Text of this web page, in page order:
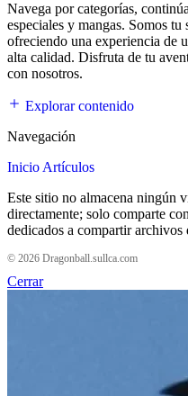
Navega por categorías,
especiales y mangas. Somos
ofreciendo una experiencia de
alta calidad. Disfruta de tu
con nosotros.
Explorar contenido
Navegación
Inicio Artículos
Este sitio no almacena ningún
directamente; solo comparte
dedicados a compartir archivos
© 2026 Dragonball.sullca.com
Cerrar